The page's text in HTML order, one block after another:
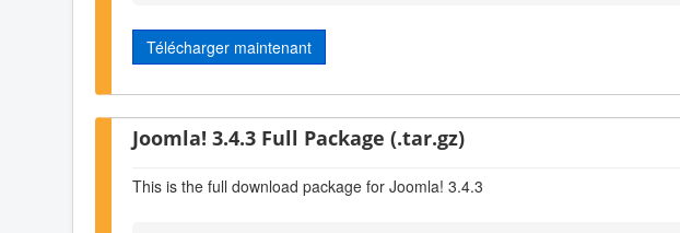
Télécharger maintenant
Joomla! 3.4.3 Full Package (.tar.gz)
This is the full download package for Joomla! 3.4.3